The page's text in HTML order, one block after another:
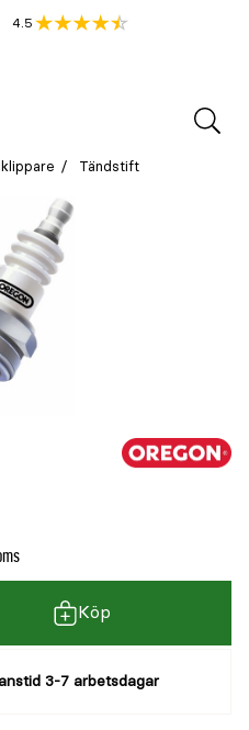
Genomsnitt
4.5
Tändstift
Köp
3-7 arbetsdagar